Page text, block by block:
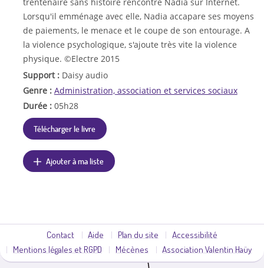
Lorsqu'il emménage avec elle, Nadia accapare ses moyens
de paiements, le menace et le coupe de son entourage. A
la violence psychologique, s'ajoute très vite la violence
physique. ©Electre 2015
Support : Daisy audio
Genre : Administration, association et services sociaux
Durée : 05h28
Télécharger le livre
Ajouter à ma liste
Contact Aide Plan du site
Accessibilité
Mentions légales et RGPD
Mécènes Association Valentin Haüy